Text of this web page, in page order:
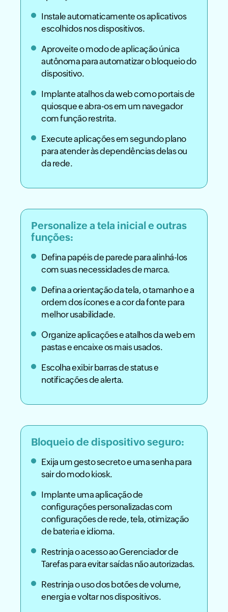
Instale automaticamente os aplicativos
escolhidos nos dispositivos.
Aproveite o modo de aplicação única
autônoma para automatizar o bloqueio do
dispositivo.
Implante atalhos da web como portais de
quiosque e abra-os em um navegador
com função restrita.
Execute aplicações em segundo plano
para atender às dependências delas ou
da rede.
Personalize a tela inicial e outras
funções:
Defina papéis de parede para alinhá-los
com suas necessidades de marca.
Defina a orientação da tela, o tamanho e a
ordem dos ícones e a cor da fonte para
melhor usabilidade.
Organize aplicações e atalhos da web em
pastas e encaixe os mais usados.
Escolha exibir barras de status e
notificações de alerta.
Bloqueio de dispositivo seguro:
Exija um gesto secreto e uma senha para
sair do modo kiosk.
Implante uma aplicação de
configurações personalizadas com
configurações de rede, tela, otimização
de bateria e idioma.
Restrinja o acesso ao Gerenciador de
Tarefas para evitar saídas não autorizadas.
Restrinja o uso dos botões de volume,
energia e voltar nos dispositivos.